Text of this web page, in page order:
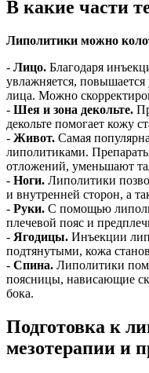
В какие части
Липолитики можно
- Лицо. Благодаря
увлажняется, повышается
лица. Можно
- Шея и зона декольте.
декольте помогает кожу
- Живот. Самая
липолитиками.
отложений, уменьшают
- Ноги. Липолитики
и внутренней сторон, а
- Руки. С помощью
плечевой пояс и
- Ягодицы. Инъекции
подтянутыми, кожа
- Спина. Липолитики
поясницы, нависающие
бока.
Подготовка к
мезотерапии и